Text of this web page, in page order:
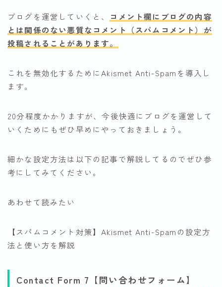
ブログを運営していくと、
コメント欄にブログの内容
とは関係のない悪質なコメント（スパムコメント）が
投稿されることがあります。
これを無効化するためにAkismet Anti-Spamを導入し
ます。
20分程度かかりますが、今後快適にブログを運営して
いくためにもぜひ早めにやっておきましょう。
細かな設定方法は以下の記事で解説してるのでぜひ参
考にしてみてください。
あわせて読みたい
【スパムコメント対策】Akismet Anti-Spamの設定方
法と使い方を解説
Contact Form 7【問い合わせフォーム】